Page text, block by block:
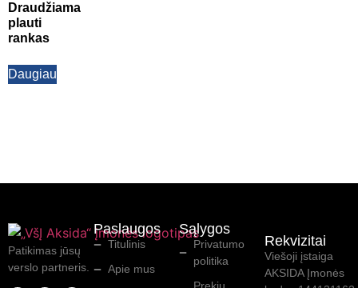
Draudžiama
plauti
rankas
Daugiau
Patikimas jūsų
verslo partneris.
Paslaugos
Titulinis
Apie mus
Sąlygos
Privatumo
politika
Rekvizitai
Viešoji įstaiga
AKSIDA Įmonės